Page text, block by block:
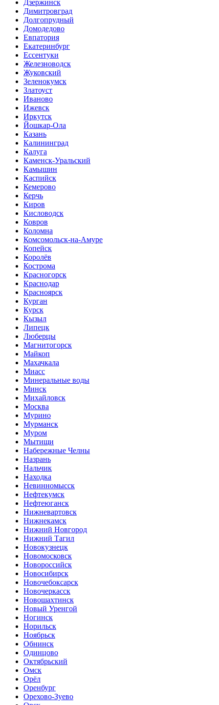
Дзержинск
Димитровград
Долгопрудный
Домодедово
Евпатория
Екатеринбург
Ессентуки
Железноводск
Жуковский
Зеленокумск
Златоуст
Иваново
Ижевск
Иркутск
Йошкар-Ола
Казань
Калининград
Калуга
Каменск-Уральский
Камышин
Каспийск
Кемерово
Керчь
Киров
Кисловодск
Ковров
Коломна
Комсомольск-на-Амуре
Копейск
Королёв
Кострома
Красногорск
Краснодар
Красноярск
Курган
Курск
Кызыл
Липецк
Люберцы
Магнитогорск
Майкоп
Махачкала
Миасс
Минеральные воды
Минск
Михайловск
Москва
Мурино
Мурманск
Муром
Мытищи
Набережные Челны
Назрань
Нальчик
Находка
Невинномысск
Нефтекумск
Нефтеюганск
Нижневартовск
Нижнекамск
Нижний Новгород
Нижний Тагил
Новокузнецк
Новомосковск
Новороссийск
Новосибирск
Новочебоксарск
Новочеркасск
Новошахтинск
Новый Уренгой
Ногинск
Норильск
Ноябрьск
Обнинск
Одинцово
Октябрьский
Омск
Орёл
Оренбург
Орехово-Зуево